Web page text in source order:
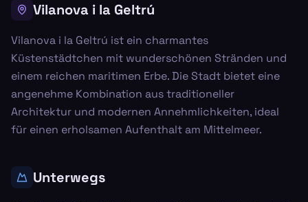
Vilanova i la Geltrú
Vilanova i la Geltrú ist ein charmantes
Küstenstädtchen mit wunderschönen Stränden und
einem reichen maritimen Erbe. Die Stadt bietet eine
angenehme Kombination aus traditioneller
Architektur und modernen Annehmlichkeiten, ideal
für einen erholsamen Aufenthalt am Mittelmeer.
Unterwegs